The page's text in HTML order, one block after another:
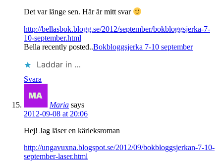
Det var länge sen. Här är mitt svar
http://bellasbok.blogg.se/2012/september/bokbloggsjerka-7-
10-september.html
Bella recently posted..Bokbloggsjerka 7-10 september
Laddar in …
Svara
Maria says
2012-09-08 at 20:06
Hej! Jag läser en kärleksroman
http://ungavuxna.blogspot.se/2012/09/bokbloggsjerkan-7-10-
september-laser.html